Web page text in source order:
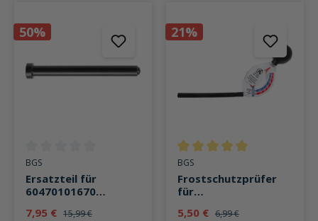
50%
Durchschnittliche Bewertung von 0 von 5 Sternen
BGS
Ersatzteil für
60470101670
7,95 € 15,99 €
21%
Durchschnittliche Bewertung
BGS
Frostschutzprüfer
für
5,50 € 6,99 €